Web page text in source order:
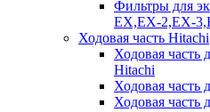
Фильтры для
EX,EX-2,EX-
Ходовая часть Hitachi
Ходовая часть
Hitachi
Ходовая часть
Ходовая часть